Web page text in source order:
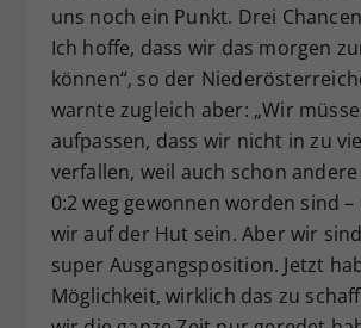
uns noch ein Punkt. Drei
Ich hoffe, dass wir das morgen
können“, so der
warnte zugleich aber: „Wir
aufpassen, dass wir nicht in zu
verfallen, weil auch schon
0:2 weg gewonnen worden sind –
wir auf der Hut sein. Aber wir
super Ausgangsposition. Jetzt
Möglichkeit, wirklich das zu